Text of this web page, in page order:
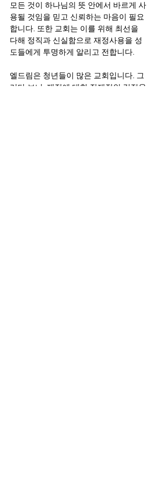
모든 것이 하나님의 뜻 안에서 바르게 사
용될 것임을 믿고 신뢰하는 마음이 필요
합니다. 또한 교회는 이를 위해 최선을
다해 정직과 신실함으로 재정사용을 성
도들에게 투명하게 알리고 전합니다.
엘드림은 청년들이 많은 교회입니다. 그
러다 보니, 재정에 대한 잠재적인 걱정을